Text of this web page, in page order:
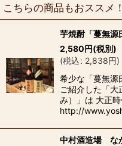
こちらの商品もおススメ！
芋焼酎「蔓無源
2,580円(税別)
(税込: 2,838円)
希少な「蔓無源
ご紹介した「大
み）」は 大正
http://
中村酒造場 な